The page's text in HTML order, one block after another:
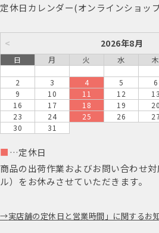
定休日カレンダー(オンラインショッ
< 2026年8月
日 月 火 水 木
2
3 4 5 6
9
10 11 12 13
16
17 18 19 20
23
24 25 26
30
31
■ …定休日
商品の出荷作業およびお問い合わせ
ル）をお休みさせていただきます。
実店舗の定休日と営業時間」に関するお